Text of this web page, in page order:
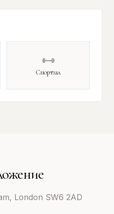
Спортзал
London SW6 2AD